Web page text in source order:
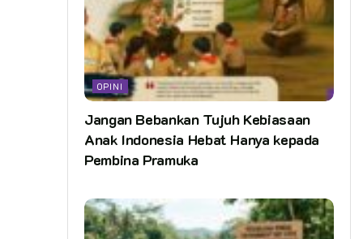
OPINI
Jangan Bebankan Tujuh Kebiasaan
Anak Indonesia Hebat Hanya kepada
Pembina Pramuka